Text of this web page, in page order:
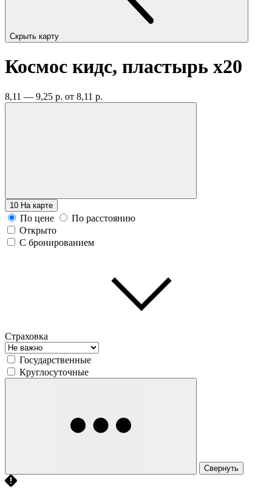
Скрыть карту
Космос кидс, пластырь x20
8,11 — 9,25 р. от 8,11 р.
10 На карте
По цене
По расстоянию
Открыто
С бронированием
Страховка
Государственные
Круглосуточные
Свернуть